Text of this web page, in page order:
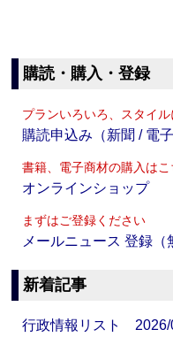
購読・購入・登録
プランいろいろ、スタイ
購読申込み（新聞 / 電子
書籍、電子商材の購入はこ
オンラインショップ
まずはご登録ください
メールニュース 登録（
新着記事
行政情報リスト 2026/